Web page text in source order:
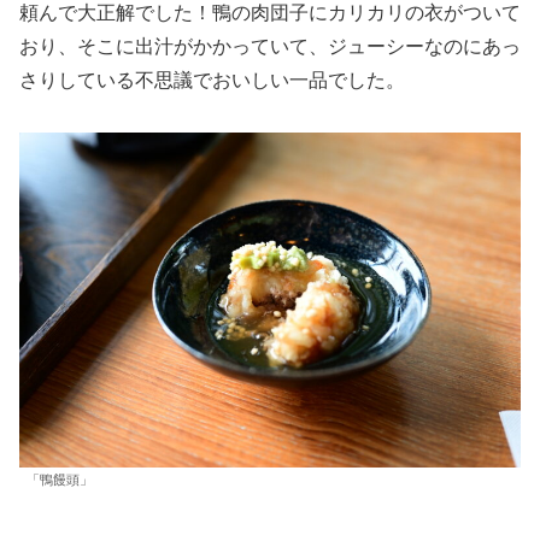
頼んで大正解でした！鴨の肉団子にカリカリの衣がついて
おり、そこに出汁がかかっていて、ジューシーなのにあっ
さりしている不思議でおいしい一品でした。
「鴨饅頭」